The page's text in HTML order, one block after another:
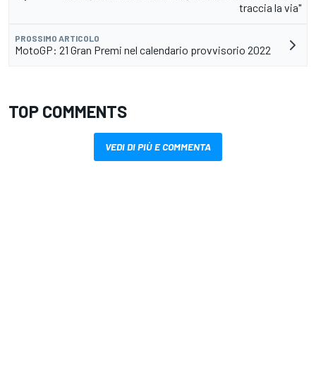
traccia la via"
PROSSIMO ARTICOLO
MotoGP: 21 Gran Premi nel calendario provvisorio 2022
TOP COMMENTS
VEDI DI PIÙ E COMMENTA